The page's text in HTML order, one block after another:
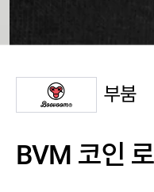
부붐
BVM 코인